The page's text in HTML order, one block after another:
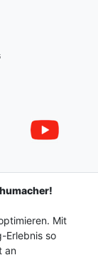
AGB
Mit
Erlebnis so
an